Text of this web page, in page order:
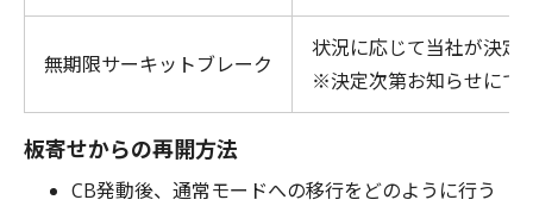
無期限サーキットブレーク
状況に応じて当社が決定
※決定次第お知らせにて
板寄せからの再開方法
CB発動後、通常モードへの移行をどのように行う